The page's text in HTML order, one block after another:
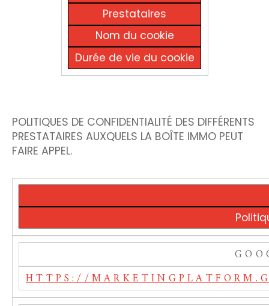
Prestataires
Nom du cookie
Durée de vie du cookie
POLITIQUES DE CONFIDENTIALITÉ DES DIFFÉRENTS
PRESTATAIRES AUXQUELS LA BOÎTE IMMO PEUT
FAIRE APPEL.
HTTPS://